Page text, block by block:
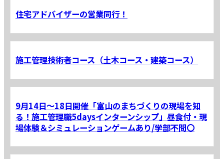
住宅アドバイザーの営業同行！
施工管理技術者コース（土木コース・建築コース）
9月14日～18日開催「富山のまちづくりの現場を知
る！施工管理職5daysインターンシップ」昼食付・現
場体験＆シミュレーションゲームあり/学部不問〇